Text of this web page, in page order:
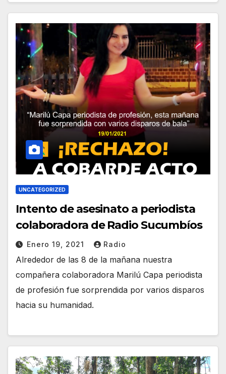
UNCATEGORIZED
Intento de asesinato a periodista
colaboradora de Radio Sucumbíos
Enero 19, 2021 Radio
Alrededor de las 8 de la mañana nuestra
compañera colaboradora Marilú Capa periodista
de profesión fue sorprendida por varios disparos
hacia su humanidad.